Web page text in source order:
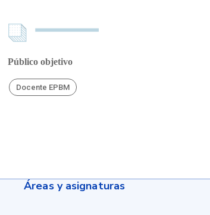
Público objetivo
Docente EPBM
Áreas y asignaturas